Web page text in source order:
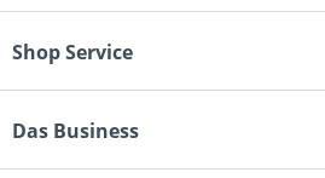
Shop Service
Das Business